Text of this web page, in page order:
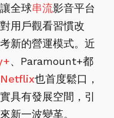
全球串流影音平台
用戶觀看習慣改
新的營運模式。近
、Paramount+都
Netflix也首度鬆口，
具有發展空間，引
新一波變革。